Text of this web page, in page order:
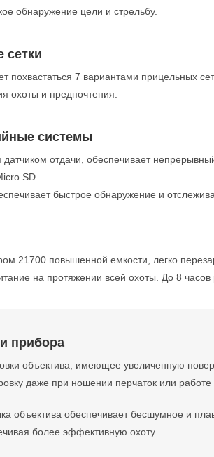
обнаружение цели и стрельбу.
сетки
похвастаться 7 вариантами прицельных
охоты и предпочтения.
системы
датчиком отдачи, обеспечивает
SD.
быстрое обнаружение и
21700 повышенной емкости, легко
на протяжении всей охоты. До 8 часов
прибора
объектива, имеющее увеличенную
даже при ношении перчаток или работе
объектива обеспечивает бесшумное и
более эффективную охоту.